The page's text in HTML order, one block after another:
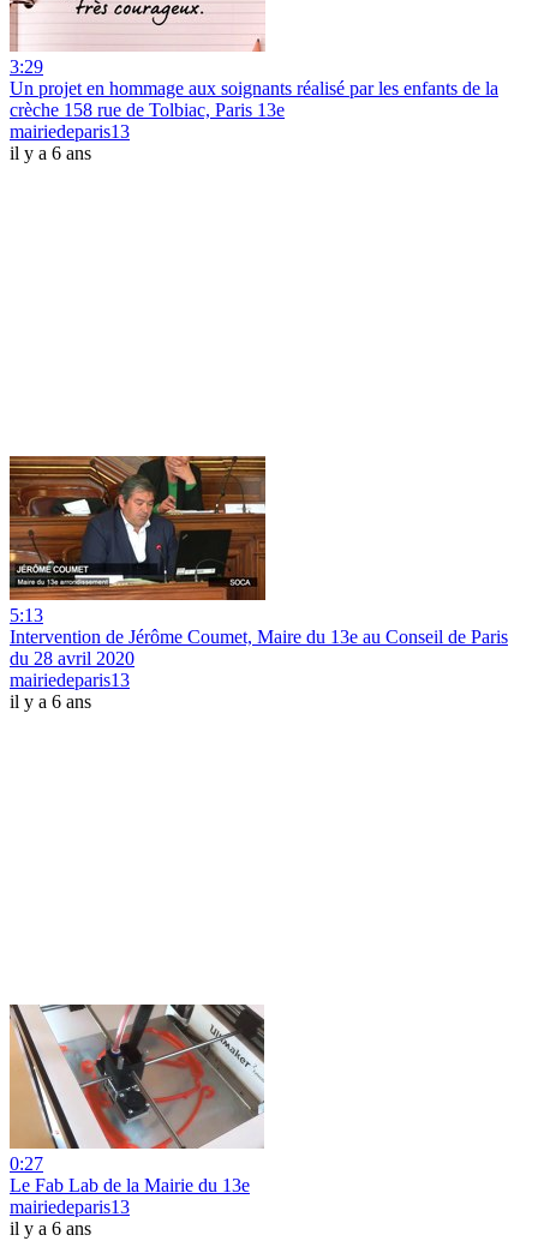
3:29
Un projet en hommage aux soignants réalisé par les enfants de la
crèche 158 rue de Tolbiac, Paris 13e
mairiedeparis13
il y a 6 ans
5:13
Intervention de Jérôme Coumet, Maire du 13e au Conseil de Paris
du 28 avril 2020
mairiedeparis13
il y a 6 ans
0:27
Le Fab Lab de la Mairie du 13e
mairiedeparis13
il y a 6 ans